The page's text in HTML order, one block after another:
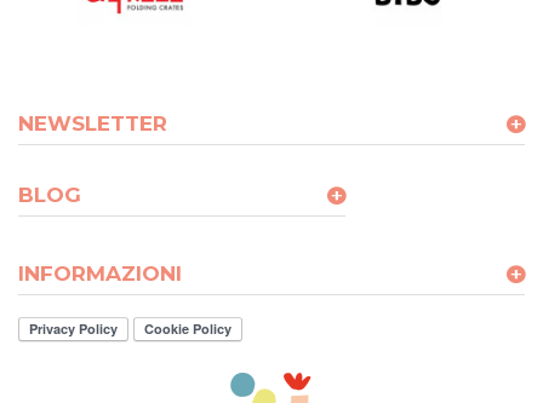
NEWSLETTER
BLOG
INFORMAZIONI